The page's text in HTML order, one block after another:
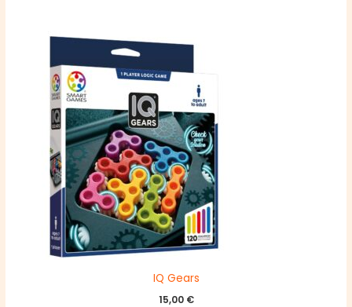
IQ Gears
15,00 €